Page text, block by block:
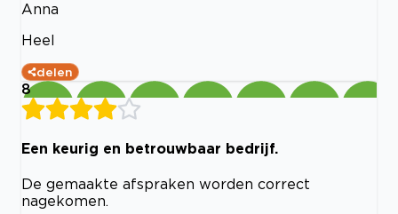
Anna
Heel
delen
8
Een keurig en betrouwbaar bedrijf.
De gemaakte afspraken worden correct
nagekomen.